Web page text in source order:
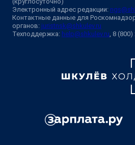
Электронный адрес редакции:
Контактные данные для
органов: juristnsk@shkulev.ru
Техподдержка: help@shkulev.ru, 8 (800)